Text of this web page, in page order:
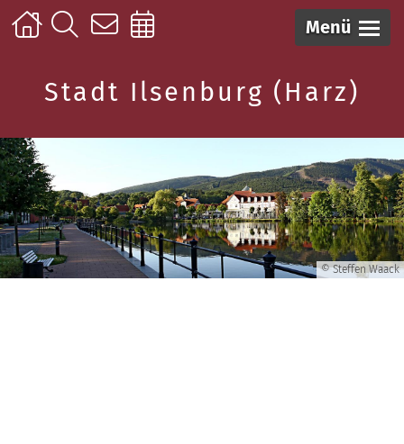
Menü
Stadt Ilsenburg (Harz)
© Steffen Waack